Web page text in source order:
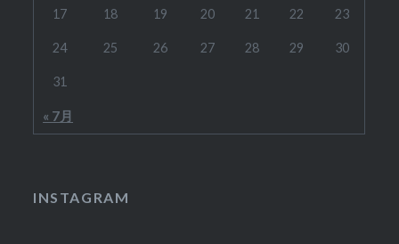
« 7月
17 18 19 20 21 22 23
24 25 26 27 28 29 30
31
INSTAGRAM